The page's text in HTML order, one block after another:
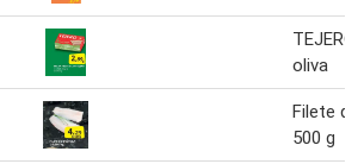
oliva
Filete
500 g